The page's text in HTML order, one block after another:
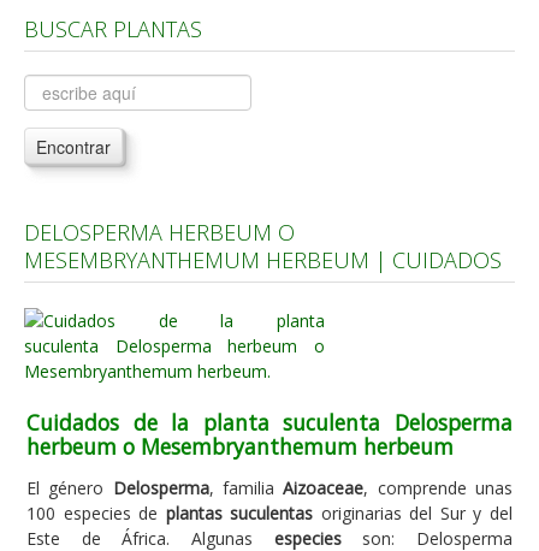
Árboles, Cicas y Palmeras de la G a la Z
Plantas Anuales y Perennes
Plantas Bulbosas y Acuáticas
Plantas de Interior
Plantas Aromáticas y de Huerto
Plantas Carnívoras y Orquídeas
Consejos
Hemisferio Norte
Hemisferio Sur
Enfermedades
Animales
Hongos
BUSCAR PLANTAS
Encontrar
DELOSPERMA HERBEUM O
MESEMBRYANTHEMUM HERBEUM | CUIDADOS
Cuidados de la planta suculenta Delosperma
herbeum o Mesembryanthemum herbeum
El género Delosperma, familiaAizoaceae, comprende unas
100 especies de plantas suculentas originarias del Sur y del
Este de África. Algunas especiesson: Delosperma